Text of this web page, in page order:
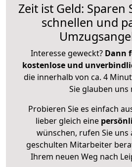
Zeit ist Geld: Sparen
schnellen und
Interesse geweckt? Dann
kostenlose und
die innerhalb von ca. 4
Sie glauben uns
Probieren Sie es einfach
lieber gleich eine
wünschen, rufen Sie uns
geschulten Mitarbeiter
Ihrem neuen Weg nach